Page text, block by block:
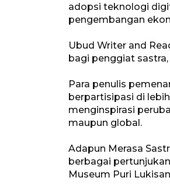
adopsi teknologi
pengembangan
Ubud Writer and
bagi penggiat
Para penulis
berpartisipasi di
menginspirasi
maupun global.
Adapun Merasa
berbagai
Museum Puri